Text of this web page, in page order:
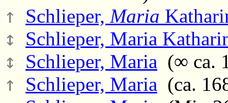
↑ Schlieper, Maria
↕ Schlieper, Maria
↕ Schlieper, Maria (∞ ca.
↑ Schlieper, Maria (ca.